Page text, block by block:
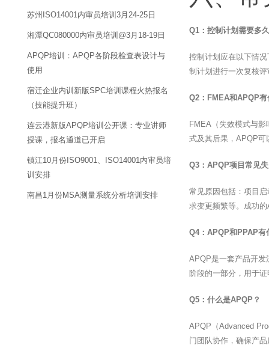
Q1：控制计划需要多
控制计划应在以下情
制计划进行一次复核
Q2：FMEA和APQP
FMEA（失效模式与
式及其后果，APQP可
Q3：APQP项目常见
常见原因包括：项目
求变更频繁等。成功
Q4：APQP和PPAP有
APQP是一套产品开发
阶段的一部分，用于
Q5：什么是APQP？
APQP（Advanced
门团队协作，确保产
苏州ISO14001内审员培训3月24-25日
湘潭QC080000内审员培训@3月18-19日
APQP培训：APQP各阶段检查表设计与
使用
宿迁企业内训新版SPC培训课程火热报名
（技能提升班）
连云港新版APQP培训公开课：专业讲师
授课，报名通道已开启
镇江10月份ISO9001、ISO14001内审员培
训安排
南昌1月份MSA测量系统分析培训安排